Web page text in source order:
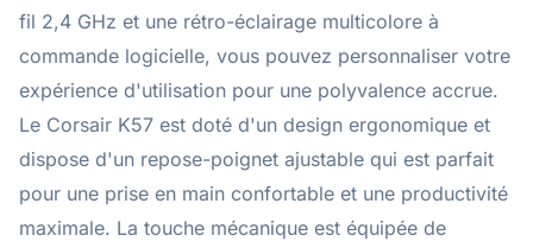
fil 2,4 GHz et une rétro-éclairage multicolore à
commande logicielle, vous pouvez personnaliser votre
expérience d'utilisation pour une polyvalence accrue.
Le Corsair K57 est doté d'un design ergonomique et
dispose d'un repose-poignet ajustable qui est parfait
pour une prise en main confortable et une productivité
maximale. La touche mécanique est équipée de